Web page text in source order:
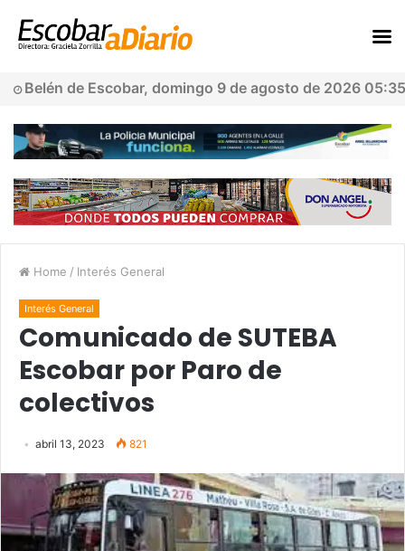
Belén de Escobar, domingo 9 de agosto de 2026 05:35
Home / Interés General
Interés General
Comunicado de SUTEBA
Escobar por Paro de
colectivos
abril 13, 2023 821